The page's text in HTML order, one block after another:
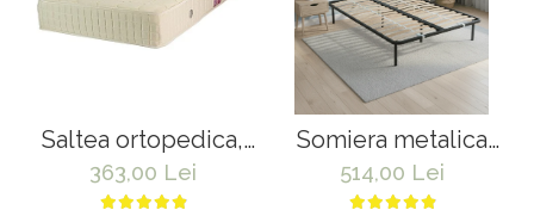
Saltea ortopedica,
tip relaxa, Dafin Lux
Ortopedic,
363,00 Lei
Somiera metalica
fixa pentru pat
dublu 160x200, 6
514,00 Lei